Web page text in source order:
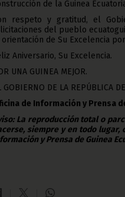
de la Guinea
respeto y gratitud, el
del pueblo
orientación de Su Excelencia
Aniversario, Su Excelencia.
UNA GUINEA MEJOR.
GOBIERNO DE LA REPÚBLICA
de Información y Prensa
La reproducción total o
siempre y en todo
y Prensa de Guinea